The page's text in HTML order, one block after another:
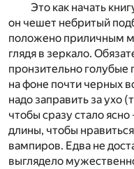
Это как начать
он чешет небритый
положено приличным
глядя в зеркало.
пронзительно голубые
на фоне почти черных
надо заправить за ухо
чтобы сразу стало
длины, чтобы
вампиров. Едва не
выглядело